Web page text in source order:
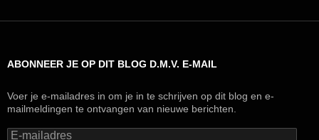
ABONNEER JE OP DIT BLOG D.M.V. E-MAIL
Voer je e-mailadres in om je in te schrijven op dit blog en e-
mailmeldingen te ontvangen van nieuwe berichten.
E-